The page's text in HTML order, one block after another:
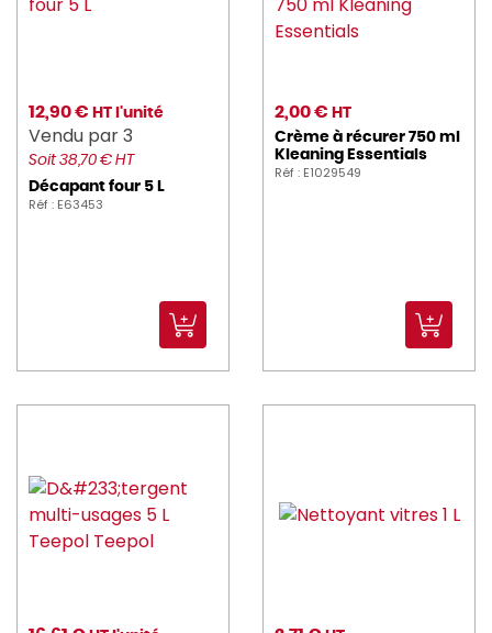
12,90 € HT l'unité
Vendu par 3
Soit 38,70 € HT
Décapant four 5 L
Réf : E63453
2,00 € HT
Crème à récurer 750 ml
Kleaning Essentials
Réf : E1029549